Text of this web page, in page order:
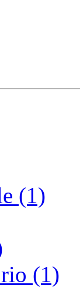
(1)
(1)